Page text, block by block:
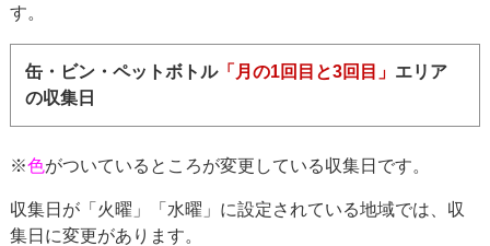
す。
缶・ビン・ペットボトル「月の1回目と3回目」 エリア
の収集日
※色がついているところが変更している収集日です。
収集日が「火曜」「水曜」に設定されている地域では、収
集日に変更があります。